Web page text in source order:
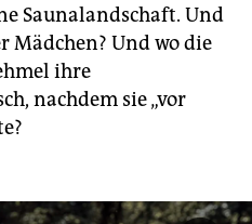
Saunalandschaft. Und
Mädchen? Und wo die
ihre
nachdem sie „vor